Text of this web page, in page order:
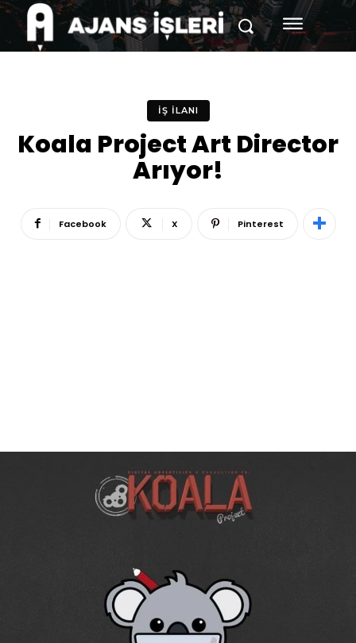
İŞ İLANI
Koala Project Art Director
Arıyor!
Facebook X Pinterest